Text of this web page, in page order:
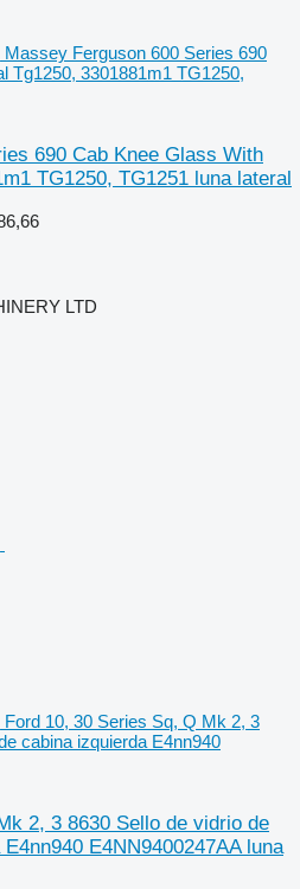
Massey Ferguson 600 Series 690
Tg1250, 3301881m1 TG1250,
690 Cab Knee Glass With
TG1250, TG1251 luna lateral
LTD
Ford 10, 30 Series Sq, Q Mk 2, 3
cabina izquierda E4nn940
2, 3 8630 Sello de vidrio de
E4NN9400247AA luna